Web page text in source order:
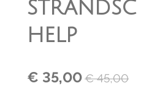
strandsc
help
€ 35,00€ 45,00